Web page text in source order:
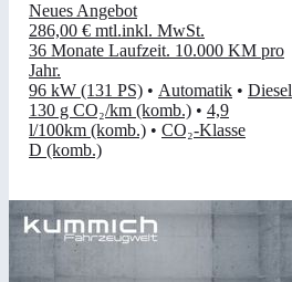
Neues Angebot
286,00 € mtl.inkl. MwSt.
36 Monate Laufzeit. 10.000 KM pro
Jahr.
96 kW (131 PS) • Automatik • Diesel
130 g CO₂/km (komb.) • 4,9
l/100km (komb.) • CO₂-Klasse
D (komb.)